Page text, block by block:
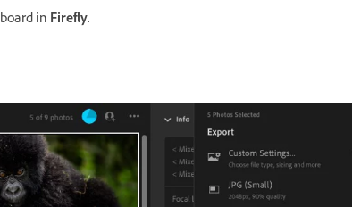
in Firefly.